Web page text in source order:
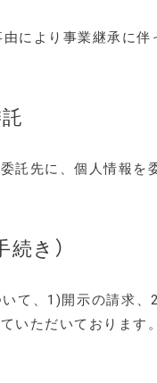
により事業継承に
託先に、個人情報を
き）
て、1)開示の請求
いただいております。